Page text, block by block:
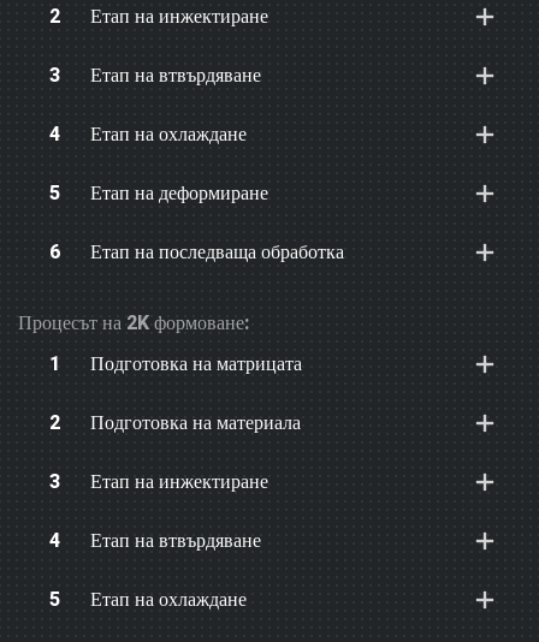
2 Етап на инжектиране
3 Етап на втвърдяване
4 Етап на охлаждане
5 Етап на деформиране
6 Етап на последваща обработка
Процесът на 2K формоване:
1
Подготовка на матрицата
2 Подготовка на материала
3 Етап на инжектиране
4 Етап на втвърдяване
5 Етап на охлаждане